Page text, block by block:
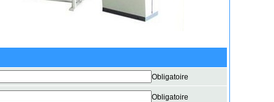
Obligatoire
Obligatoire